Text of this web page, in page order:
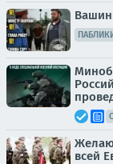
всей